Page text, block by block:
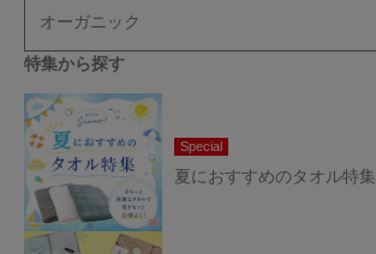
オーガニック
特集から探す
Special
夏におすすめのタオル特集